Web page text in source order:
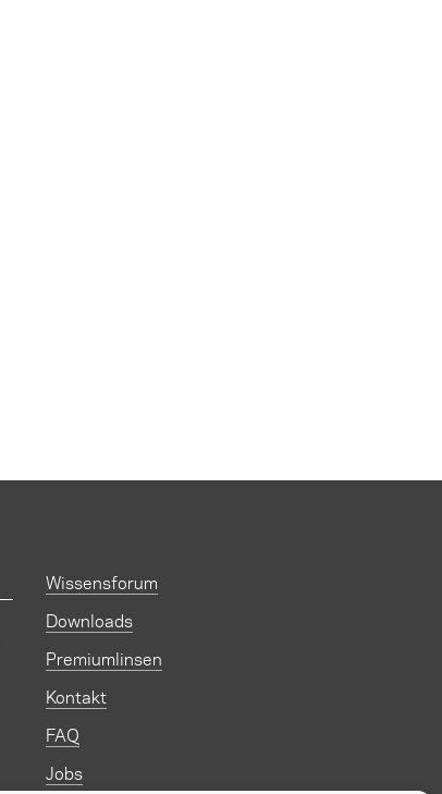
Wissensforum
Downloads
Premiumlinsen
Kontakt
FAQ
Jobs